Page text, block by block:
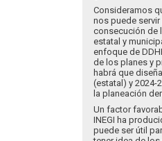
Consideramos
nos puede
consecución de
estatal y
enfoque de
de los planes y
habrá que
(estatal) y 2024-
la planeación
Un factor
INEGI ha
puede ser útil